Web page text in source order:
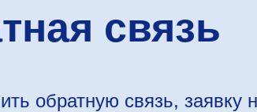
связь
обратную связь, заявку